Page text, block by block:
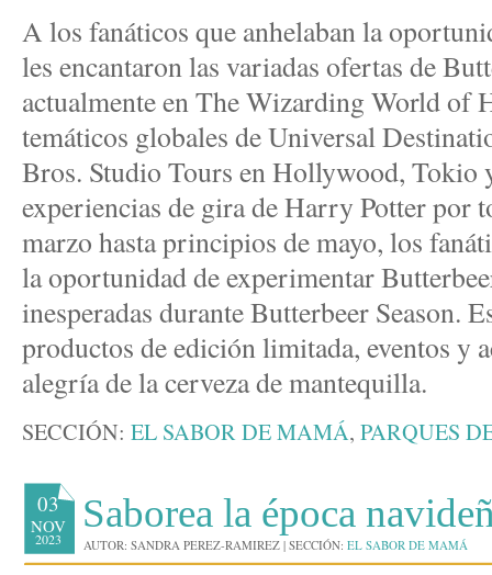
A los fanáticos que anhelaban la
les encantaron las variadas ofertas de
actualmente en The Wizarding World of
temáticos globales de Universal
Bros. Studio Tours en Hollywood, Tokio
experiencias de gira de Harry Potter por
marzo hasta principios de mayo, los
la oportunidad de experimentar
inesperadas durante Butterbeer Season.
productos de edición limitada, eventos y
alegría de la cerveza de mantequilla.
SECCIÓN: EL SABOR DE MAMÁ, PARQUES
03
NOV
2023
Saborea la época
AUTOR: SANDRA PEREZ-RAMIREZ | SECCIÓN: EL SABOR DE MAMÁ